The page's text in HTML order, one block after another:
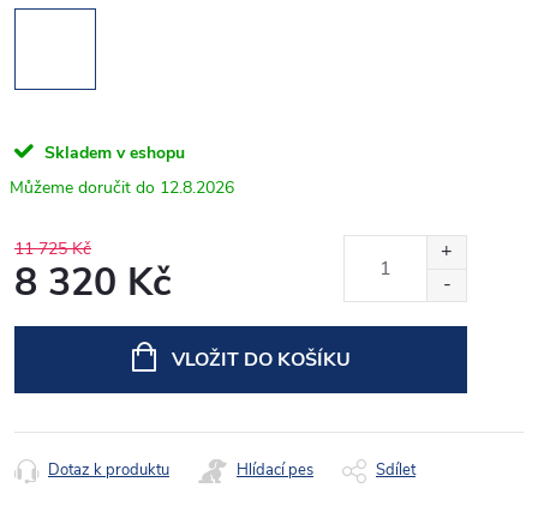
Skladem v eshopu
12.8.2026
11 725 Kč
8 320 Kč
VLOŽIT DO KOŠÍKU
Dotaz k produktu Hlídací pes Sdílet